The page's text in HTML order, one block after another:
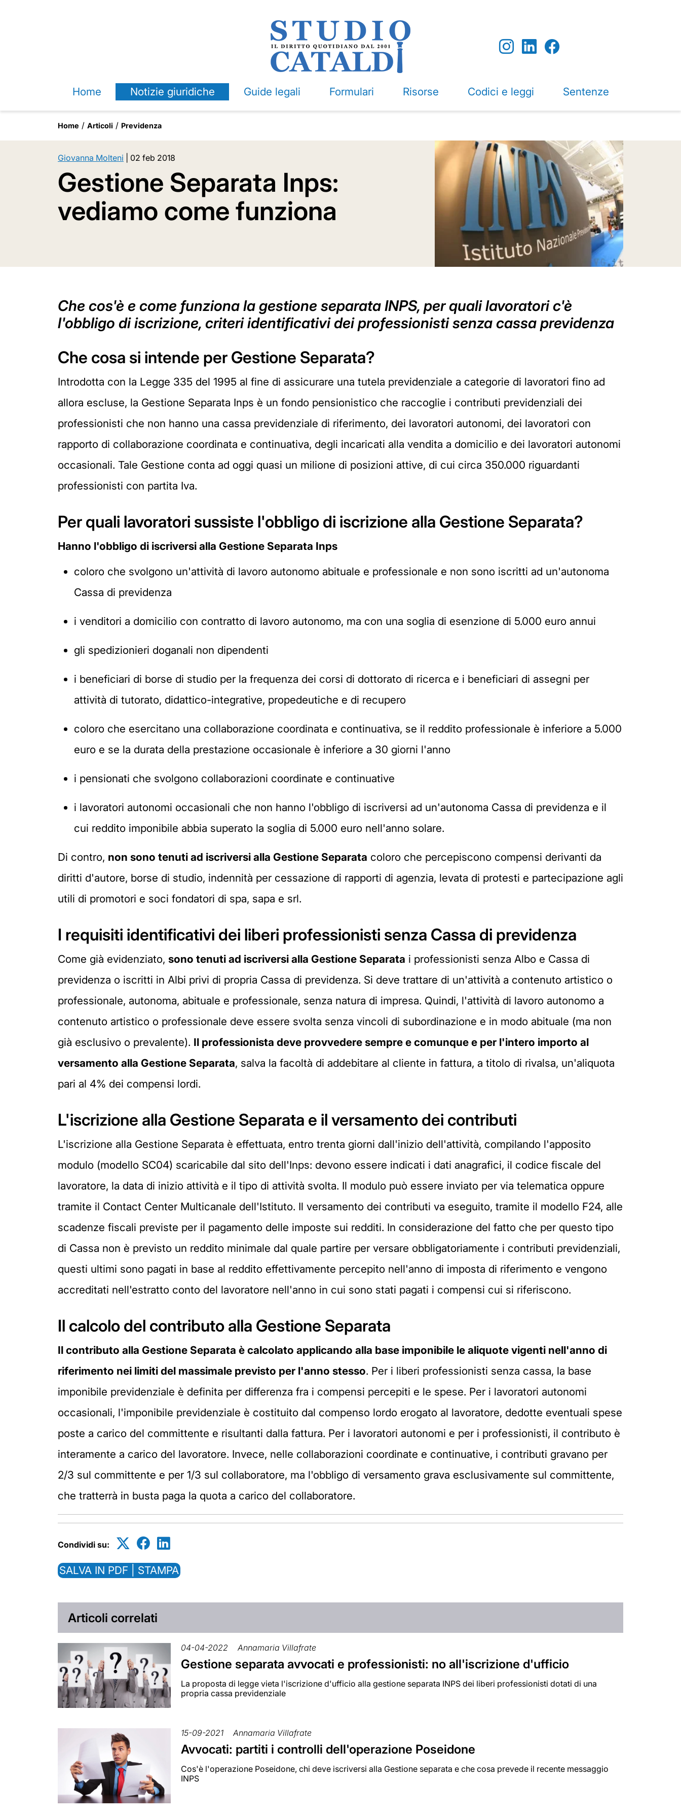
Home Notizie giuridiche Guide legali Formulari Risorse Codici e leggi Sentenze
Home Articoli Previdenza
Giovanna Molteni 02 feb 2018
Gestione Separata Inps:
vediamo come funziona
Che cos'è e come funziona la gestione separata INPS, per quali lavoratori c'è
l'obbligo di iscrizione, criteri identificativi dei professionisti senza cassa previdenza
Che cosa si intende per Gestione Separata?
Introdotta con la Legge 335 del 1995 al fine di assicurare una tutela previdenziale a categorie di lavoratori fino ad
allora escluse, la Gestione Separata Inps è un fondo pensionistico che raccoglie i contributi previdenziali dei
professionisti che non hanno una cassa previdenziale di riferimento, dei lavoratori autonomi, dei lavoratori con
rapporto di collaborazione coordinata e continuativa, degli incaricati alla vendita a domicilio e dei lavoratori autonomi
occasionali. Tale Gestione conta ad oggi quasi un milione di posizioni attive, di cui circa 350.000 riguardanti
professionisti con partita Iva.
Per quali lavoratori sussiste l'obbligo di iscrizione alla Gestione Separata?
Hanno l'obbligo di iscriversi alla Gestione Separata Inps
coloro che svolgono un'attività di lavoro autonomo abituale e professionale e non sono iscritti ad un'autonoma
Cassa di previdenza
i venditori a domicilio con contratto di lavoro autonomo, ma con una soglia di esenzione di 5.000 euro annui
gli spedizionieri doganali non dipendenti
i beneficiari di borse di studio per la frequenza dei corsi di dottorato di ricerca e i beneficiari di assegni per
attività di tutorato, didattico-integrative, propedeutiche e di recupero
coloro che esercitano una collaborazione coordinata e continuativa, se il reddito professionale è inferiore a 5.000
euro e se la durata della prestazione occasionale è inferiore a 30 giorni l'anno
i pensionati che svolgono collaborazioni coordinate e continuative
i lavoratori autonomi occasionali che non hanno l'obbligo di iscriversi ad un'autonoma Cassa di previdenza e il
cui reddito imponibile abbia superato la soglia di 5.000 euro nell'anno solare.
Di contro, non sono tenuti ad iscriversi alla Gestione Separata coloro che percepiscono compensi derivanti da
diritti d'autore, borse di studio, indennità per cessazione di rapporti di agenzia, levata di protesti e partecipazione agli
utili di promotori e soci fondatori di spa, sapa e srl.
I requisiti identificativi dei liberi professionisti senza Cassa di previdenza
Come già evidenziato, sono tenuti ad iscriversi alla Gestione Separata i professionisti senza Albo e Cassa di
previdenza o iscritti in Albi privi di propria Cassa di previdenza. Si deve trattare di un'attività a contenuto artistico o
professionale, autonoma, abituale e professionale, senza natura di impresa. Quindi, l'attività di lavoro autonomo a
contenuto artistico o professionale deve essere svolta senza vincoli di subordinazione e in modo abituale (ma non
già esclusivo o prevalente). Il professionista deve provvedere sempre e comunque e per l'intero importo al
versamento alla Gestione Separata, salva la facoltà di addebitare al cliente in fattura, a titolo di rivalsa, un'aliquota
pari al 4% dei compensi lordi.
L'iscrizione alla Gestione Separata e il versamento dei contributi
L'iscrizione alla Gestione Separata è effettuata, entro trenta giorni dall'inizio dell'attività, compilando l'apposito
modulo (modello SC04) scaricabile dal sito dell'Inps: devono essere indicati i dati anagrafici, il codice fiscale del
lavoratore, la data di inizio attività e il tipo di attività svolta. Il modulo può essere inviato per via telematica oppure
tramite il Contact Center Multicanale dell'Istituto. Il versamento dei contributi va eseguito, tramite il modello F24, alle
scadenze fiscali previste per il pagamento delle imposte sui redditi. In considerazione del fatto che per questo tipo
di Cassa non è previsto un reddito minimale dal quale partire per versare obbligatoriamente i contributi previdenziali,
questi ultimi sono pagati in base al reddito effettivamente percepito nell'anno di imposta di riferimento e vengono
accreditati nell'estratto conto del lavoratore nell'anno in cui sono stati pagati i compensi cui si riferiscono.
Il calcolo del contributo alla Gestione Separata
Il contributo alla Gestione Separata è calcolato applicando alla base imponibile le aliquote vigenti nell'anno di
riferimento nei limiti del massimale previsto per l'anno stesso. Per i liberi professionisti senza cassa, la base
imponibile previdenziale è definita per differenza fra i compensi percepiti e le spese. Per i lavoratori autonomi
occasionali, l'imponibile previdenziale è costituito dal compenso lordo erogato al lavoratore, dedotte eventuali spese
poste a carico del committente e risultanti dalla fattura. Per i lavoratori autonomi e per i professionisti, il contributo è
interamente a carico del lavoratore. Invece, nelle collaborazioni coordinate e continuative, i contributi gravano per
2/3 sul committente e per 1/3 sul collaboratore, ma l'obbligo di versamento grava esclusivamente sul committente,
che tratterrà in busta paga la quota a carico del collaboratore.
Condividi su:
SALVA IN PDF | STAMPA
Articoli correlati
04-04-2022 Annamaria Villafrate
Gestione separata avvocati e professionisti: no all'iscrizione d'ufficio
La proposta di legge vieta l'iscrizione d'ufficio alla gestione separata INPS dei liberi professionisti dotati di una
propria cassa previdenziale
15-09-2021 Annamaria Villafrate
Avvocati: partiti i controlli dell'operazione Poseidone
Cos'è l'operazione Poseidone, chi deve iscriversi alla Gestione separata e che cosa prevede il recente messaggio
INPS